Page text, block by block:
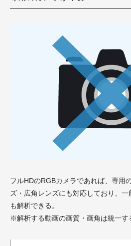
フルHDのRGBカメラであれば、専用
ズ・広角レンズにも対応しており、
も解析できる。
※解析する動画の画質・画角は統一す